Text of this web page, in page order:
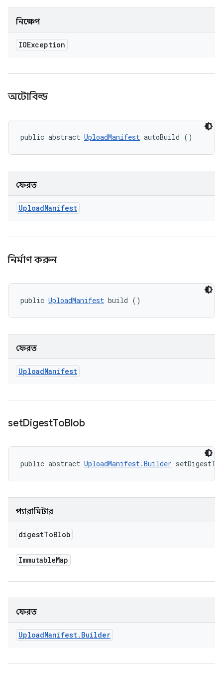
নিক্ষেপ
IOException
অটোবিল্ড
public abstract UploadManifest autoBuild ()
ফেরত
UploadManifest
নির্মাণ করুন
public UploadManifest build ()
ফেরত
UploadManifest
setDigestToBlob
public abstract UploadManifest.Builder
প্যারামিটার
digestToBlob
ImmutableMap
ফেরত
UploadManifest. Builder